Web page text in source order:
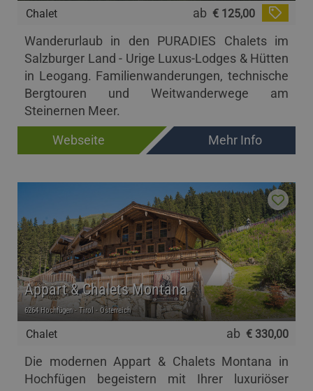
Chalet ab € 125,00
Wanderurlaub in den PURADIES Chalets im
Salzburger Land - Urige Luxus-Lodges & Hütten
in Leogang. Familienwanderungen, technische
Bergtouren und Weitwanderwege am
Steinernen Meer.
Webseite
Mehr Info
Chalet
Appart & Chalets Montana
6264 Hochfügen - Tirol - Österreich
ab € 330,00
Die modernen Appart & Chalets Montana in
Hochfügen begeistern mit Ihrer luxuriöser